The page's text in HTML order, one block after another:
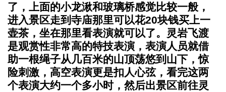
了，上面的小龙湫和玻璃桥感觉比较一般，
进入景区走到寺庙那里可以花20块钱买上一
壶茶，坐在那里看表演就可以了。灵岩飞渡
是观赏性非常高的特技表演，表演人员就借
助一根绳子从几百米的山顶荡悠到山下，惊
险刺激，高空表演更是扣人心弦，看完这两
个表演大约一个多小时，然后出景区前往灵